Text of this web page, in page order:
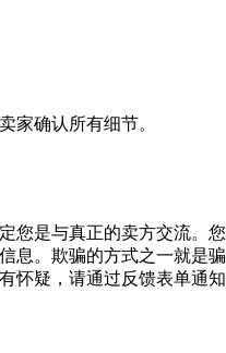
家确认所有细节。
您是与真正的卖方交流。您
息。欺骗的方式之一就是骗
怀疑，请通过反馈表单通知